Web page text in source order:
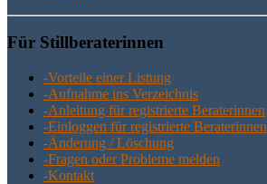
Für Still­be­ra­te­rin­nen
-Vor­tei­le einer Listung
-Auf­nah­me ins Verzeichnis
-Anlei­tung für regis­trier­te Beraterinnen
-Ein­log­gen für regis­trier­te Beraterinnen
-Ände­rung / Löschung
-Fra­gen oder Pro­ble­me melden
-Kon­takt